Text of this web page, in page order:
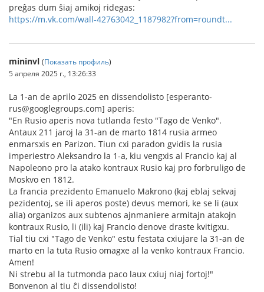
preĝas dum ŝiaj amikoj ridegas:
https://m.vk.com/wall-42763042_1187982?from=roundt...
mininvl (Показать профиль)
5 апреля 2025 г., 13:26:33
La 1-an de aprilo 2025 en dissendolisto [esperanto-
rus@googlegroups.com] aperis:
"En Rusio aperis nova tutlanda festo "Tago de Venko".
Antaux 211 jaroj la 31-an de marto 1814 rusia armeo
enmarsxis en Parizon. Tiun cxi paradon gvidis la rusia
imperiestro Aleksandro la 1-a, kiu vengxis al Francio kaj al
Napoleono pro la atako kontraux Rusio kaj pro forbruligo de
Moskvo en 1812.
La francia prezidento Emanuelo Makrono (kaj eblaj sekvaj
pezidentoj, se ili aperos poste) devus memori, ke se li (aux
alia) organizos aux subtenos ajnmaniere armitajn atakojn
kontraux Rusio, li (ili) kaj Francio denove draste kvitigxu.
Tial tiu cxi "Tago de Venko" estu festata cxiujare la 31-an de
marto en la tuta Rusio omagxe al la venko kontraux Francio.
Amen!
Ni strebu al la tutmonda paco laux cxiuj niaj fortoj!"
Bonvenon al tiu ĉi dissendolisto!